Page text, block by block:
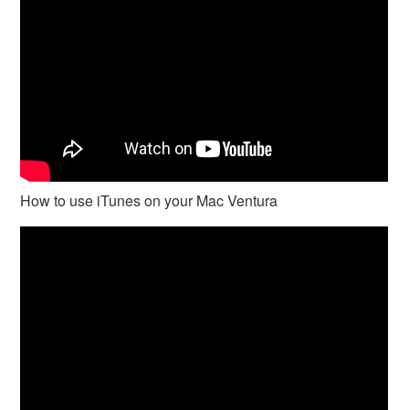
How to use iTunes on your Mac Ventura